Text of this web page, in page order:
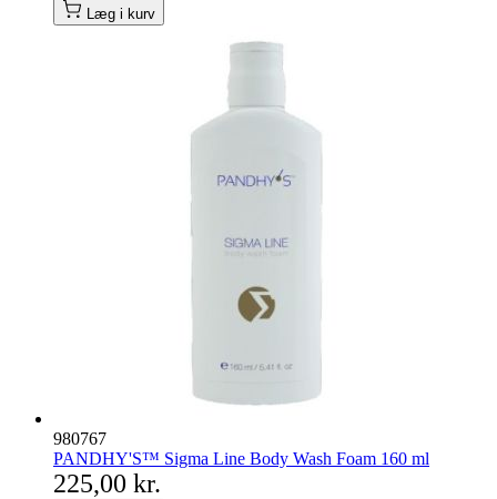
Læg i kurv
980767
PANDHY'S™ Sigma Line Body Wash Foam 160 ml
225,00 kr.